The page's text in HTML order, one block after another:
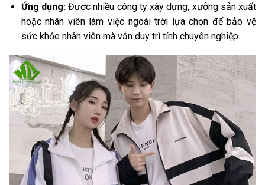
Ứng dụng: Được nhiều công ty xây dựng, xưởng sản xuất
hoặc nhân viên làm việc ngoài trời lựa chọn để bảo vệ
sức khỏe nhân viên mà vẫn duy trì tính chuyên nghiệp.